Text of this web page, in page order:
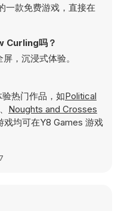
一款免费游戏，直接在
Curling吗？
，沉浸式体验。
热门作品，如Political
、 Noughts and Crosses
均可在Y8 Games 游戏